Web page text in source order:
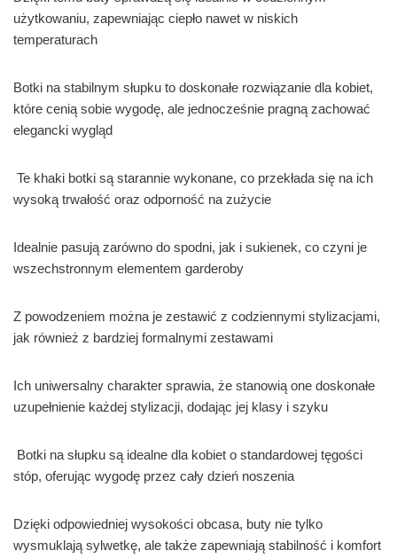
użytkowaniu, zapewniając ciepło nawet w niskich
temperaturach
Botki na stabilnym słupku to doskonałe rozwiązanie dla kobiet,
które cenią sobie wygodę, ale jednocześnie pragną zachować
elegancki wygląd
Te khaki botki są starannie wykonane, co przekłada się na ich
wysoką trwałość oraz odporność na zużycie
Idealnie pasują zarówno do spodni, jak i sukienek, co czyni je
wszechstronnym elementem garderoby
Z powodzeniem można je zestawić z codziennymi stylizacjami,
jak również z bardziej formalnymi zestawami
Ich uniwersalny charakter sprawia, że stanowią one doskonałe
uzupełnienie każdej stylizacji, dodając jej klasy i szyku
Botki na słupku są idealne dla kobiet o standardowej tęgości
stóp, oferując wygodę przez cały dzień noszenia
Dzięki odpowiedniej wysokości obcasa, buty nie tylko
wysmuklają sylwetkę, ale także zapewniają stabilność i komfort